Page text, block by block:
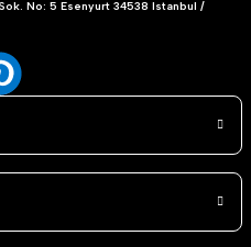
No: 5 Esenyurt 34538 Istanbul /